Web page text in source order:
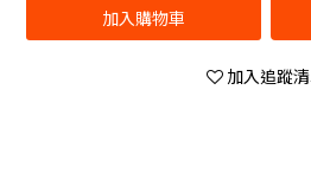
加入購物車
加入追蹤